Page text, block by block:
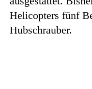
Helicopters fünf
Hubschrauber.